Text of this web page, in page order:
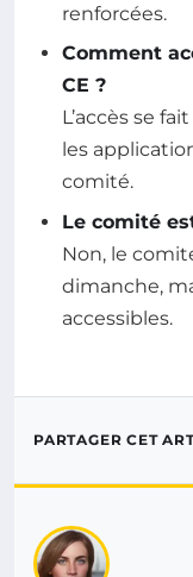
renforcées.
Comment
CE ?
L’accès se
les
comité.
Le comité
Non, le
dimanche,
accessibles.
PARTAGER CET